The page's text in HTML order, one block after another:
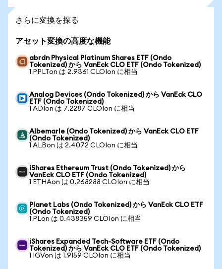
さらに変換を探る
アセット変換の高度な機能
abrdn Physical Platinum Shares ETF (Ondo
Tokenized) から VanEck CLO ETF (Ondo Tokenized)
1 PPLTon は 2.9361 CLOIon に相当
Analog Devices (Ondo Tokenized) から VanEck CLO
ETF (Ondo Tokenized)
1 ADIon は 7.2287 CLOIon に相当
Albemarle (Ondo Tokenized) から VanEck CLO ETF
(Ondo Tokenized)
1 ALBon は 2.4072 CLOIon に相当
iShares Ethereum Trust (Ondo Tokenized) から
VanEck CLO ETF (Ondo Tokenized)
1 ETHAon は 0.268288 CLOIon に相当
Planet Labs (Ondo Tokenized) から VanEck CLO ETF
(Ondo Tokenized)
1 PLon は 0.438359 CLOIon に相当
iShares Expanded Tech-Software ETF (Ondo
Tokenized) から VanEck CLO ETF (Ondo Tokenized)
1 IGVon は 1.9159 CLOIon に相当